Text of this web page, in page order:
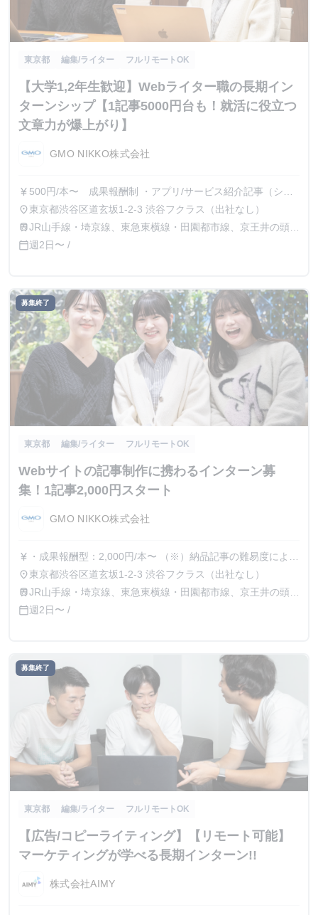
東京都 編集/ライター フルリモートOK
【大学1,2年生歓迎】Webライター職の長期イン
ターンシップ【1記事5000円台も！就活に役立つ
文章力が爆上がり】
GMO NIKKO株式会社
currency_yen 500円/本〜 成果報酬制 ・アプリ/サービス紹介記事（ショ
ート）：500円〜 ・アプリ/サービス紹介記事（ロン
グ） ：2,000円〜 ・アプリ比較記事
たします （※）納品記事単位のお支払いとなります。（平
place東京都渋谷区道玄坂1-2-3 渋谷フクラス（出社なし）
trainJR山手線・埼京線、東急東横線・田園都市線、京王井の頭
線、地下鉄銀座線・半蔵門線の渋谷駅より徒歩1分
calendar_today週2日〜 /
募集終了
東京都 編集/ライター フルリモートOK
Webサイトの記事制作に携わるインターン募
集！1記事2,000円スタート
GMO NIKKO株式会社
currency_yen ・成果報酬型：2,000円/本〜 （※）納品記事の難易度によっ
て単価が変動いたします （※）納品記事単位の
お支払いとなります。（平均5~10本/月）
place東京都渋谷区道玄坂1-2-3 渋谷フクラス（出社なし）
trainJR山手線・埼京線、東急東横線・田園都市線、京王井の頭
線、地下鉄銀座線・半蔵門線の渋谷駅より徒歩1分
calendar_today週2日〜 /
募集終了
東京都 編集/ライター フルリモートOK
【広告/コピーライティング】【リモート可能】
マーケティングが学べる長期インターン!!
株式会社AIMY